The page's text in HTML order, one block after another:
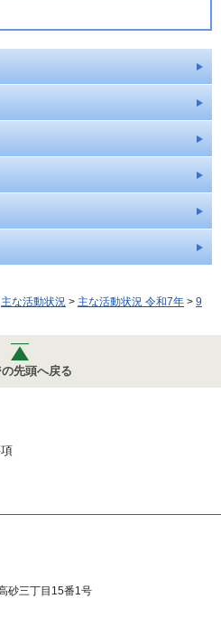
主な活動状況 > 主な活動状況 令和7年 > 9
先頭へ戻る
砂三丁目15番1号